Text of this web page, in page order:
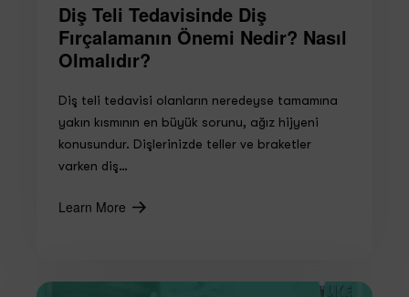
Diş Teli Tedavisinde Diş
Fırçalamanın Önemi Nedir? Nasıl
Olmalıdır?
Diş teli tedavisi olanların neredeyse tamamına
yakın kısmının en büyük sorunu, ağız hijyeni
konusundur. Dişlerinizde teller ve braketler
varken diş…
Learn More